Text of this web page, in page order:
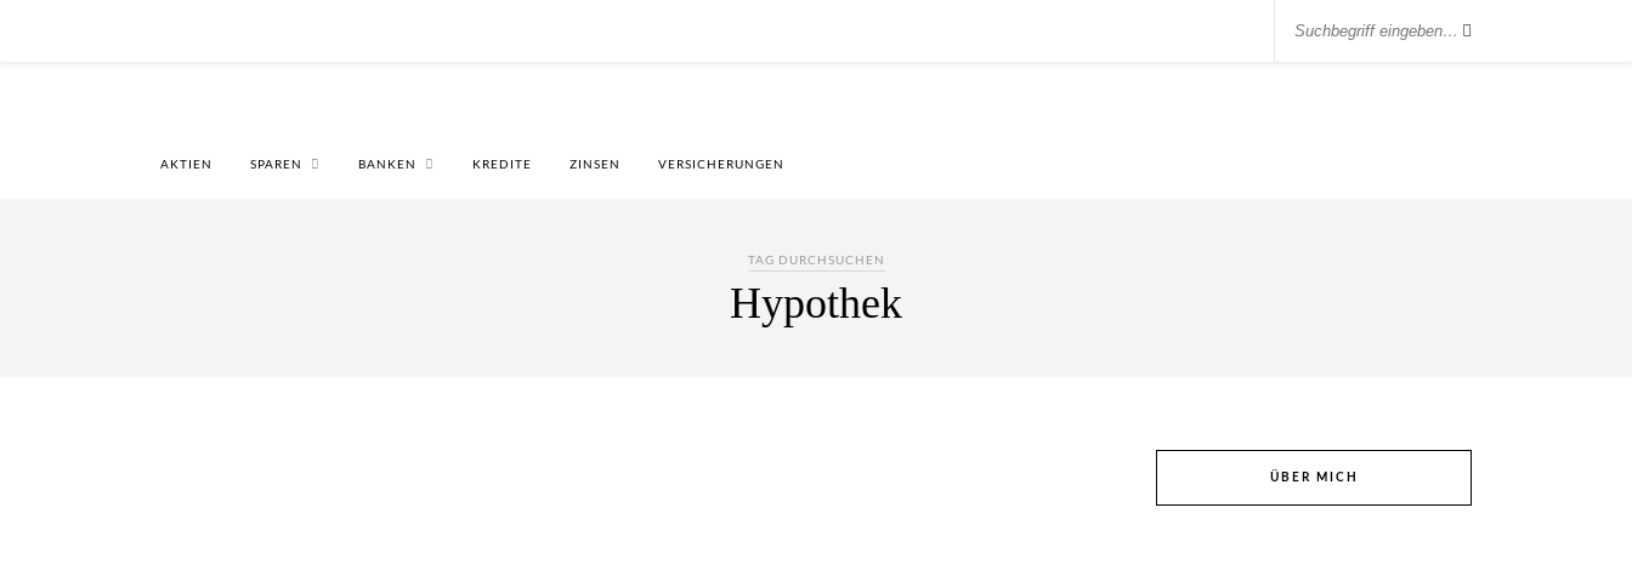
AKTIEN SPAREN BANKEN KREDITE ZINSEN VERSICHERUNGEN
TAG DURCHSUCHEN
Hypothek
ÜBER MICH